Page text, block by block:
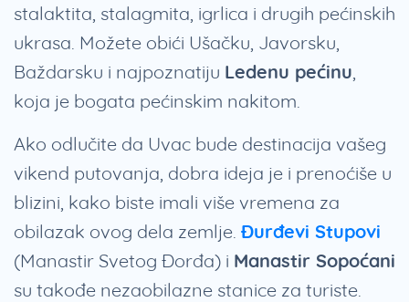
stalaktita, stalagmita, igrlica i drugih pećinskih
ukrasa. Možete obići Ušačku, Javorsku,
Baždarsku i najpoznatiju Ledenu pećinu
koja je bogata pećinskim nakitom.
Ako odlučite da Uvac bude destinacija vašeg
vikend putovanja, dobra ideja je i prenoćiše u
blizini, kako biste imali više vremena za
obilazak ovog dela zemlje. Đurđevi Stupovi
(Manastir Svetog Đorđa) i Manastir Sopoćani
su takođe nezaobilazne stanice za turiste.